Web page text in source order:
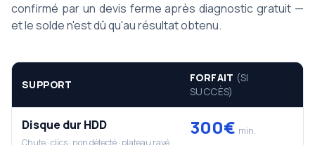
confirmé par un devis ferme après diagnostic gratuit —
et le solde n'est dû qu'au résultat obtenu.
SUPPORT
FORFAIT (SI
SUCCÈS)
Disque dur HDD
Chute · clics · non détecté · plateau rayé
300€ min.